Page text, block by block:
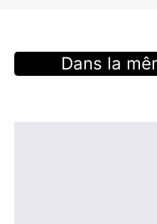
Dans la